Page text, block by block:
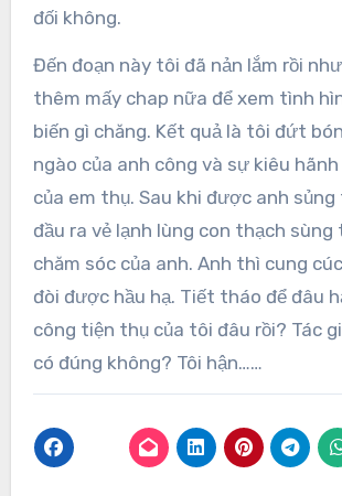
đối không.
Đến đoạn này tôi đã nản lắm rồi
thêm mấy chap nữa để xem tình
biến gì chăng. Kết quả là tôi đứt
ngào của anh công và sự kiêu
của em thụ. Sau khi được anh
đầu ra vẻ lạnh lùng con thạch sùng
chăm sóc của anh. Anh thì cung
đòi được hầu hạ. Tiết tháo để đâu
công tiện thụ của tôi đâu rồi? Tác
có đúng không? Tôi hận……